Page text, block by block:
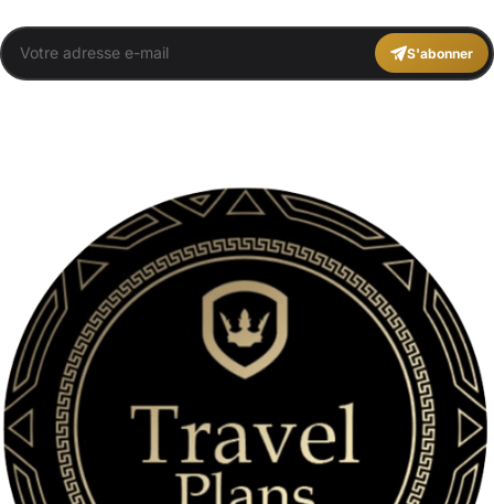
S'abonner